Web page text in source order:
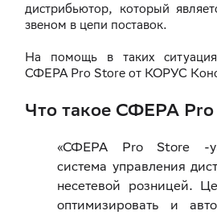
дистрибьютор, который
звеном в цепи поставок.
На помощь в таких
СФЕРА Pro Store от КОРУС
Что такое СФЕРА Pro
«СФЕРА Pro Store -
система управления
несетевой розницей.
оптимизировать и